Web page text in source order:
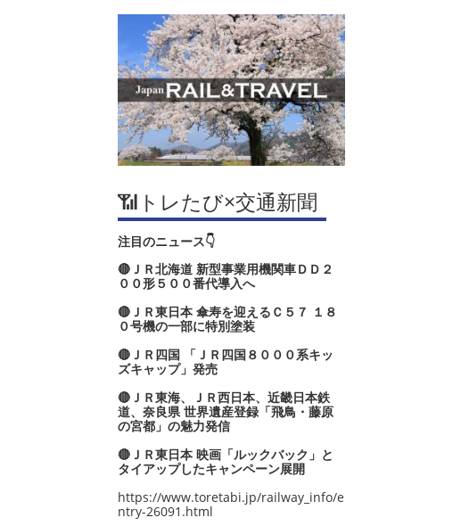
📶トレたび×交通新聞
注目のニュース👇
🔴ＪＲ北海道 新型事業用機関車ＤＤ２
００形５００番代導入へ
🔴ＪＲ東日本 傘寿を迎えるＣ５７ １８
０号機の一部に特別塗装
🔴ＪＲ四国 「ＪＲ四国８０００系キッ
ズキャップ」発売
🔴ＪＲ東海、ＪＲ西日本、近畿日本鉄
道、奈良県 世界遺産登録「飛鳥・藤原
の宮都」の魅力発信
🔴ＪＲ東日本 映画「ルックバック」と
タイアップしたキャンペーン展開
https://www.toretabi.jp/railway_info/e
ntry-26091.html